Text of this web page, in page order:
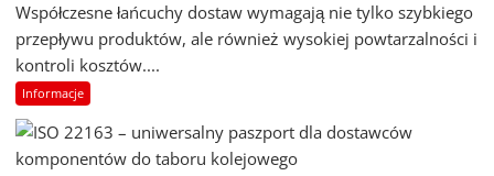
Współczesne łańcuchy dostaw wymagają nie tylko szybkiego
przepływu produktów, ale również wysokiej powtarzalności i
kontroli kosztów....
Informacje